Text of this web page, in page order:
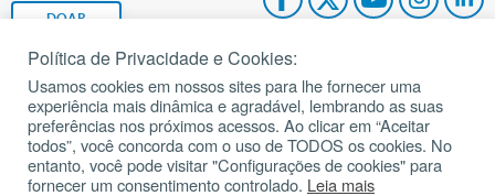
DOAR
Fundação João Paulo II
Pedido de Oração
Mapa do site
Política de Privacidade e Cookies:
Usamos cookies em nossos sites para lhe fornecer uma
experiência mais dinâmica e agradável, lembrando as suas
preferências nos próximos acessos. Ao clicar em “Aceitar
todos”, você concorda com o uso de TODOS os cookies. No
entanto, você pode visitar "Configurações de cookies" para
fornecer um consentimento controlado. Leia mais